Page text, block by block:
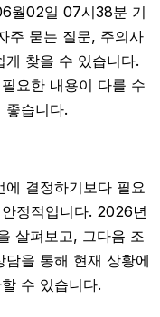
월02일 07시38분 기
주 묻는 질문, 주의사
찾을 수 있습니다.
요한 내용이 다를 수
좋습니다.
결정하기보다 필요
정적입니다. 2026년
살펴보고, 그다음 조
을 통해 현재 상황에
수 있습니다.